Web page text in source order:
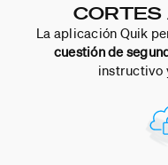
CORTES
La aplicación Quik
cuestión de
instructivo